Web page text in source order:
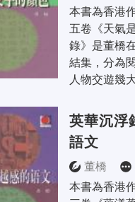
本書為香港
五卷《天氣
錄》是董橋
結集，分為
人物交遊幾
英華沉浮
語文
董橋
本書為香港